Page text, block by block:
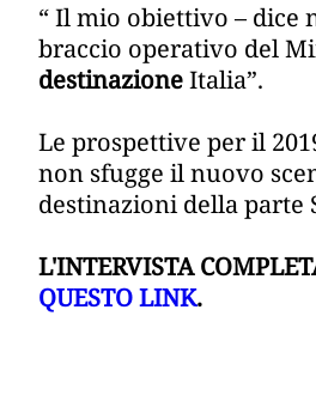
“ Il mio obiettivo – dice
braccio operativo del
destinazioneItalia”.
Le prospettive per il
non sfugge il nuovo
destinazioni della parte
L'INTERVISTA
QUESTO LINK.